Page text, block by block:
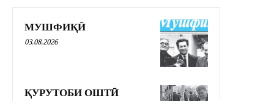
МУШФИҚӢ
03.08.2026
ҚУРУТОБИ ОШТӢ